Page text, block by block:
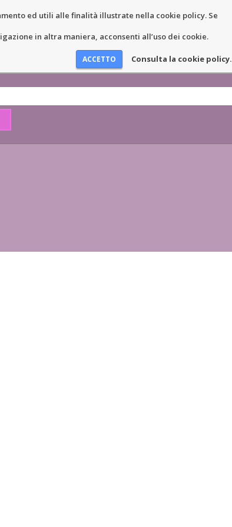
ed utili alle finalità illustrate nella cookie policy. Se
in altra maniera, acconsenti all’uso dei cookie.
Consulta la cookie policy.